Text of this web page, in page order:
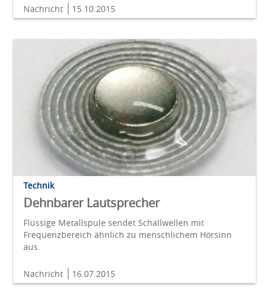
Nachricht 15.10.2015
Technik
Dehnbarer Lautsprecher
Flüssige Metallspule sendet Schallwellen mit
Frequenzbereich ähnlich zu menschlichem Hörsinn
aus.
Nachricht 16.07.2015